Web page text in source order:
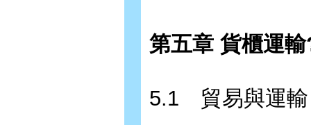
第五章 貨櫃運
5.1 貿易與運輸